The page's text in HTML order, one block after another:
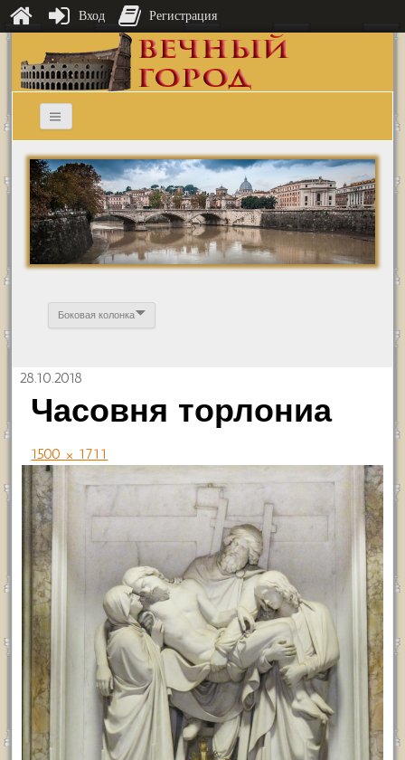
Боковая колонка
28.10.2018
Часовня торлониа
1500 × 1711
Вход Регистрация